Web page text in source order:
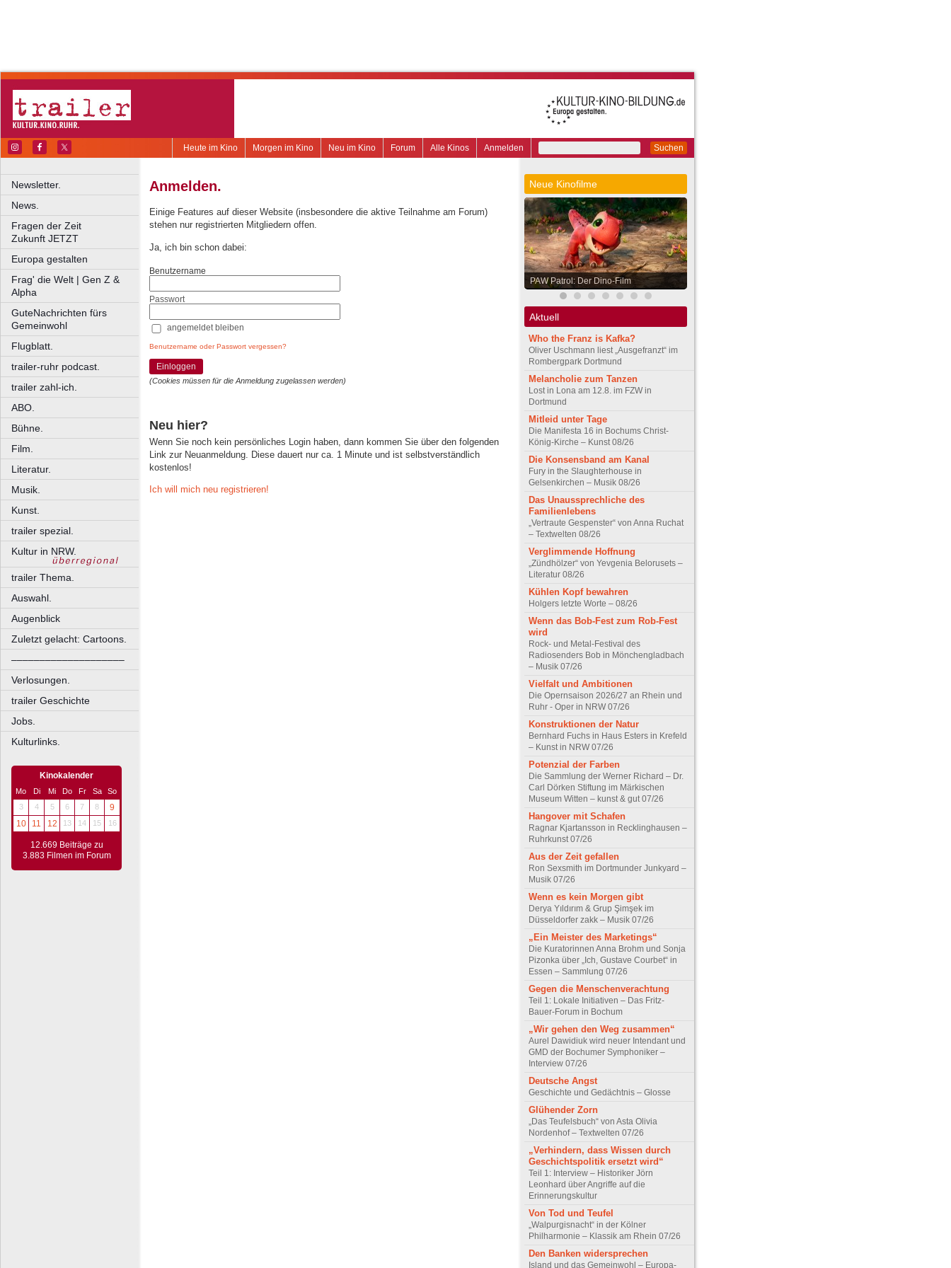
Suchen
Anmelden
Alle Kinos
Forum
Neu im Kino
Morgen im Kino
Heute im Kino
Newsletter.
News.
Fragen der Zeit
Zukunft JETZT
Europa gestalten
Frag' die Welt | Gen Z &
Alpha
GuteNachrichten fürs
Gemeinwohl
Flugblatt.
trailer-ruhr podcast.
trailer zahl-ich.
ABO.
Bühne.
Film.
Literatur.
Musik.
Kunst.
trailer spezial.
Kultur in NRW.
trailer Thema.
Auswahl.
Augenblick
Zuletzt gelacht: Cartoons.
––––––––––––––––––––
Verlosungen.
trailer Geschichte
Jobs.
Kulturlinks.
Kinokalender
Mo Di Mi Do Fr Sa
So
3
4 5 6 7 8
9
10
11 12 13 14 15 16
12.669 Beiträge zu
3.883 Filmen im Forum
Anmelden.
Einige Features auf dieser Website (insbesondere die aktive Teilnahme am Forum)
stehen nur registrierten Mitgliedern offen.
Ja, ich bin schon dabei:
Benutzername
Passwort
angemeldet bleiben
Benutzername oder Passwort vergessen?
Einloggen
(Cookies müssen für die Anmeldung zugelassen werden)
Neu hier?
Wenn Sie noch kein persönliches Login haben, dann kommen Sie über den folgenden
Link zur Neuanmeldung. Diese dauert nur ca. 1 Minute und ist selbstverständlich
kostenlos!
Ich will mich neu registrieren!
Neue Kinofilme
PAW Patrol: Der Dino-Film
Aktuell
Who the Franz is Kafka?
Oliver Uschmann liest „Ausgefranzt“ im
Rombergpark Dortmund
Melancholie zum Tanzen
Lost in Lona am 12.8. im FZW in
Dortmund
Mitleid unter Tage
Die Manifesta 16 in Bochums Christ-
König-Kirche – Kunst 08/26
Die Konsensband am Kanal
Fury in the Slaughterhouse in
Gelsenkirchen – Musik 08/26
Das Unaussprechliche des
Familienlebens
„Vertraute Gespenster“ von Anna Ruchat
– Textwelten 08/26
Verglimmende Hoffnung
„Zündhölzer“ von Yevgenia Belorusets –
Literatur 08/26
Kühlen Kopf bewahren
Holgers letzte Worte – 08/26
Wenn das Bob-Fest zum Rob-Fest
wird
Rock- und Metal-Festival des
Radiosenders Bob in Mönchengladbach
– Musik 07/26
Vielfalt und Ambitionen
Die Opernsaison 2026/27 an Rhein und
Ruhr - Oper in NRW 07/26
Konstruktionen der Natur
Bernhard Fuchs in Haus Esters in Krefeld
– Kunst in NRW 07/26
Potenzial der Farben
Die Sammlung der Werner Richard – Dr.
Carl Dörken Stiftung im Märkischen
Museum Witten – kunst & gut 07/26
Hangover mit Schafen
Ragnar Kjartansson in Recklinghausen –
Ruhrkunst 07/26
Aus der Zeit gefallen
Ron Sexsmith im Dortmunder Junkyard –
Musik 07/26
Wenn es kein Morgen gibt
Derya Yıldırım & Grup Şimşek im
Düsseldorfer zakk – Musik 07/26
„Ein Meister des Marketings“
Die Kuratorinnen Anna Brohm und Sonja
Pizonka über „Ich, Gustave Courbet“ in
Essen – Sammlung 07/26
Gegen die Menschenverachtung
Teil 1: Lokale Initiativen – Das Fritz-
Bauer-Forum in Bochum
„Wir gehen den Weg zusammen“
Aurel Dawidiuk wird neuer Intendant und
GMD der Bochumer Symphoniker –
Interview 07/26
Deutsche Angst
Geschichte und Gedächtnis – Glosse
Glühender Zorn
„Das Teufelsbuch“ von Asta Olivia
Nordenhof – Textwelten 07/26
„Verhindern, dass Wissen durch
Geschichtspolitik ersetzt wird“
Teil 1: Interview – Historiker Jörn
Leonhard über Angriffe auf die
Erinnerungskultur
Von Tod und Teufel
„Walpurgisnacht“ in der Kölner
Philharmonie – Klassik am Rhein 07/26
Den Banken widersprechen
Island und das Gemeinwohl – Europa-